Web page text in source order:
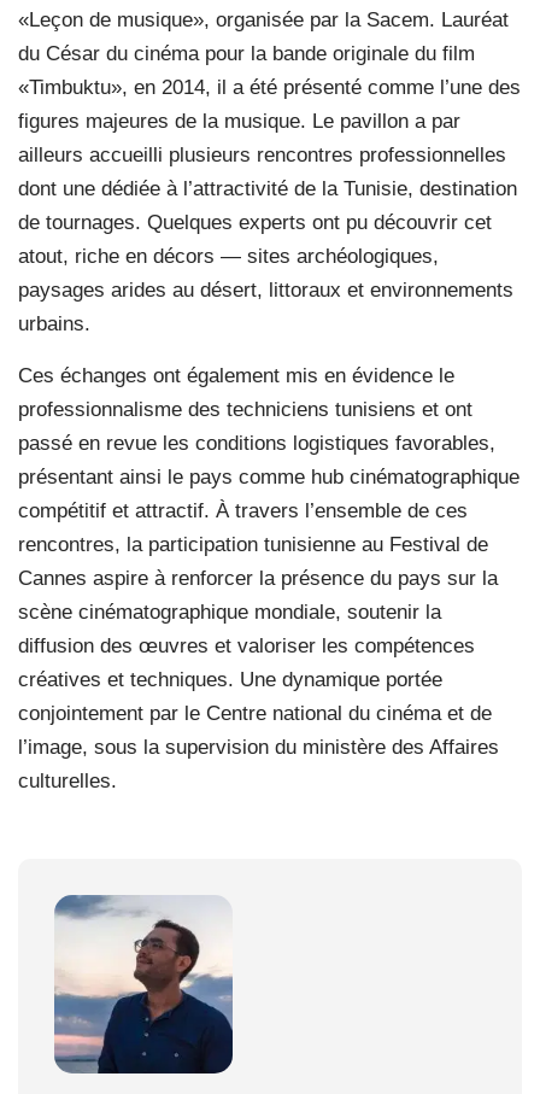
«Leçon de musique», organisée par la Sacem. Lauréat
du César du cinéma pour la bande originale du film
«Timbuktu», en 2014, il a été présenté comme l’une des
figures majeures de la musique. Le pavillon a par
ailleurs accueilli plusieurs rencontres professionnelles
dont une dédiée à l’attractivité de la Tunisie, destination
de tournages. Quelques experts ont pu découvrir cet
atout, riche en décors — sites archéologiques,
paysages arides au désert, littoraux et environnements
urbains.
Ces échanges ont également mis en évidence le
professionnalisme des techniciens tunisiens et ont
passé en revue les conditions logistiques favorables,
présentant ainsi le pays comme hub cinématographique
compétitif et attractif. À travers l’ensemble de ces
rencontres, la participation tunisienne au Festival de
Cannes aspire à renforcer la présence du pays sur la
scène cinématographique mondiale, soutenir la
diffusion des œuvres et valoriser les compétences
créatives et techniques. Une dynamique portée
conjointement par le Centre national du cinéma et de
l’image, sous la supervision du ministère des Affaires
culturelles.